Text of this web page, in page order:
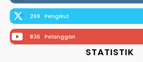
269 Pengikut
836 Pelanggan
STATISTIK